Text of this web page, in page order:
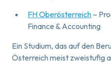
FH Oberösterreich –
Finance & Accounting
Ein Studium, das auf den
Österreich meist zweistufig